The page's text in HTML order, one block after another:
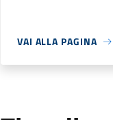
VAI ALLA PAGINA